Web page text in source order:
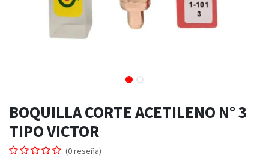
BOQUILLA CORTE ACETILENO N° 3
TIPO VICTOR
(0 reseña)